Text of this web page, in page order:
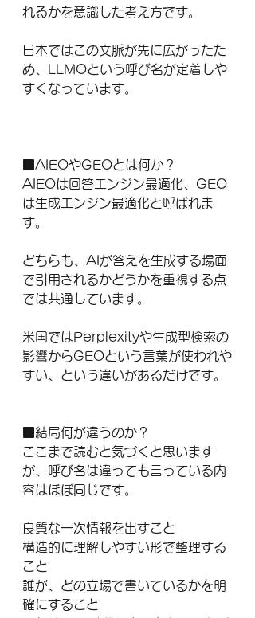
れるかを意識した考え方です。
日本ではこの文脈が先に広がったた
め、LLMOという呼び名が定着しや
すくなっています。
■AIEOやGEOとは何か？
AIEOは回答エンジン最適化、GEO
は生成エンジン最適化と呼ばれま
す。
どちらも、AIが答えを生成する場面
で引用されるかどうかを重視する点
では共通しています。
米国ではPerplexityや生成型検索の
影響からGEOという言葉が使われや
すい、という違いがあるだけです。
■結局何が違うのか？
ここまで読むと気づくと思います
が、呼び名は違っても言っている内
容はほぼ同じです。
良質な一次情報を出すこと
構造的に理解しやすい形で整理する
こと
誰が、どの立場で書いているかを明
確にすること